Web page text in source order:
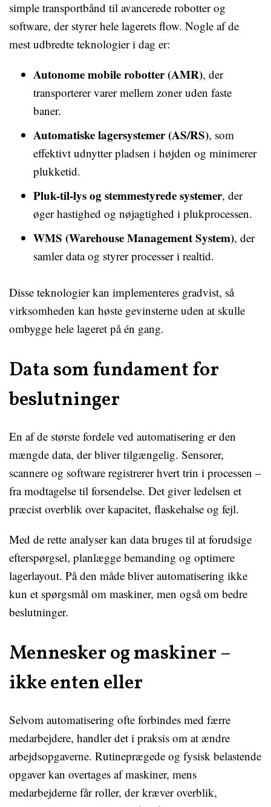
simple transportbånd til avancerede robotter og
software, der styrer hele lagerets flow. Nogle af de
mest udbredte teknologier i dag er:
Autonome mobile robotter (AMR), der
transporterer varer mellem zoner uden faste
baner.
Automatiske lagersystemer (AS/RS), som
effektivt udnytter pladsen i højden og minimerer
plukketid.
Pluk-til-lys og stemmestyrede systemer, der
øger hastighed og nøjagtighed i plukprocessen.
WMS (Warehouse Management System), der
samler data og styrer processer i realtid.
Disse teknologier kan implementeres gradvist, så
virksomheden kan høste gevinsterne uden at skulle
ombygge hele lageret på én gang.
Data som fundament for
beslutninger
En af de største fordele ved automatisering er den
mængde data, der bliver tilgængelig. Sensorer,
scannere og software registrerer hvert trin i processen –
fra modtagelse til forsendelse. Det giver ledelsen et
præcist overblik over kapacitet, flaskehalse og fejl.
Med de rette analyser kan data bruges til at forudsige
efterspørgsel, planlægge bemanding og optimere
lagerlayout. På den måde bliver automatisering ikke
kun et spørgsmål om maskiner, men også om bedre
beslutninger.
Mennesker og maskiner –
ikke enten eller
Selvom automatisering ofte forbindes med færre
medarbejdere, handler det i praksis om at ændre
arbejdsopgaverne. Rutineprægede og fysisk belastende
opgaver kan overtages af maskiner, mens
medarbejderne får roller, der kræver overblik,